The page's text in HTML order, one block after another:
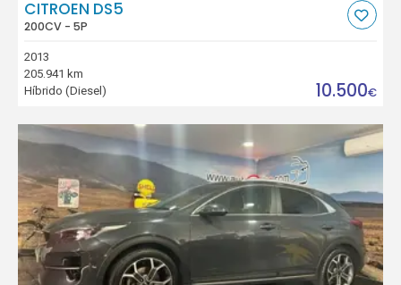
CITROEN DS5
200CV - 5P
2013
205.941 km
Híbrido (Diesel)
10.500€